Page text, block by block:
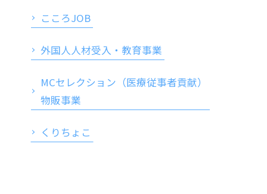
こころJOB
外国人人材受入・教育事業
MCセレクション（医療従事者貢献）
物販事業
くりちょこ